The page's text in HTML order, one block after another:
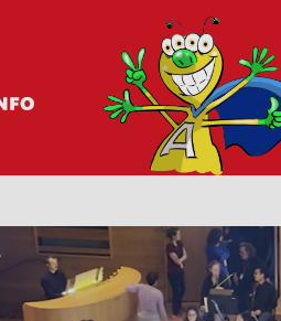
Visionner cette vidéo